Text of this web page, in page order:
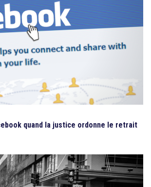
quand la justice ordonne le retrait